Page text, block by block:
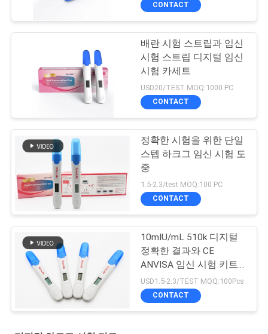
CONTACT
배란 시험 스트립과 임신
시험 스트립 디지털 임신
시험 카세트
USD20/TEST MOQ:1000 PC
CONTACT
정확한 시험을 위한 단일
스텝 하크그 임신 시험 도
중
1.5-2.3/test MOQ:100 PC
CONTACT
10mIU/mL 510k 디지털
정확한 결과와 CE
ANVISA 임신 시험 키트
는 나타납니다
USD1.5-2.3/TEST MOQ:100Pcs
CONTACT